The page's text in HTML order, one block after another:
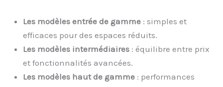
Les modèles entrée de gamme : simples et
efficaces pour des espaces réduits.
Les modèles intermédiaires : équilibre entre prix
et fonctionnalités avancées.
Les modèles haut de gamme : performances